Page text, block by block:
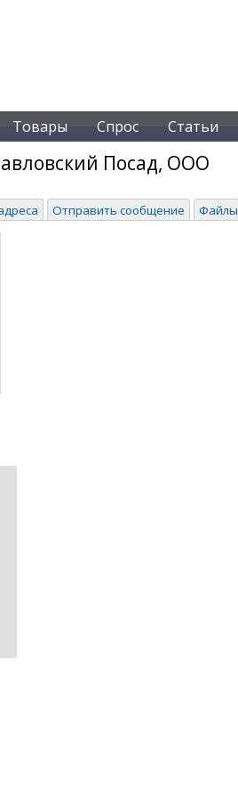
Товары Спрос Статьи
Посад, ООО
Отправить сообщение Файлы